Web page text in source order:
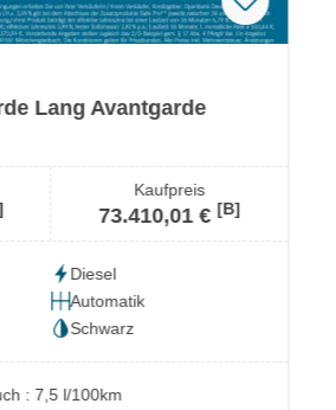
Lang Avantgarde
Kaufpreis
73.410,01 €[B]
Diesel
Automatik
Schwarz
Komb. Energieverbrauch : 7,5 l/100km